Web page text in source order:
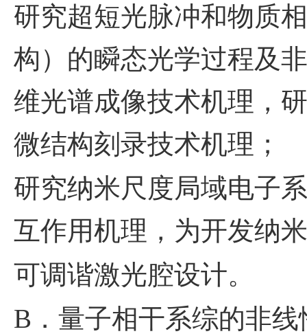
研究超短光脉冲和物质
构）的瞬态光学过程及
维光谱成像技术机理，
微结构刻录技术机理；
研究纳米尺度局域电子
互作用机理，为开发纳
可调谐激光腔设计。
B ．量子相干系综的非